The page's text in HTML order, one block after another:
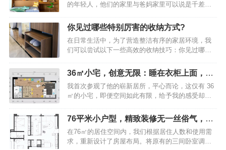
的年轻人，他们的家里与爸妈家里可以说是千差万
活态度上和对家具的选择上。就比如同样是睡觉的
卧室，爸妈他们对卧室的理解是：无论哪个卧室，
都必须要有一个双人床和一个标准的衣柜，不然能
叫卧室？越来越多人不在卧室放“双人床”了？学学广
东人的做法，美观实用年轻人则不同，他们认为卧
室虽然是用来睡觉的，但不能只用来睡觉，能融入
都使用千篇一律的双人床，只要能躺下睡个好觉，
就是好床，就…
你见过哪些特别厉害的收纳方式?
在日常生活中，为了营造整洁有序的家居环境，我
们可以尝试以下一些高效的收纳技巧：你见过哪些
洁，建议安装一个顶天立地的鞋柜，这样可以将换
季鞋子和当季常穿的鞋子有序地分开存放。你见过
哪些特别厉害的收纳方式？飘窗利用如果你家拥有
飘窗，不妨将其改造成一个实用的收纳柜或书桌，
既能节省空间，又能增添家居的功能性。你见过哪
些特别厉害的收纳方式？客厅收纳在客厅中放置一
让家居摆放显得更加丰富多彩。你见过哪些特别厉
害的收纳方式？垂直…
36㎡小宅，创意无限：睡在衣柜上面，空
间却毫不拥挤!
我首次参观了他的崭新居所，平心而论，这仅有 36
㎡的小宅，即便空间如此有限，给予我的感受却是
害，全屋的设计可谓是极为“走心”！36㎡小宅，创意
无限：睡在衣柜上面，空间却毫不拥挤！这便是那
房子的户型图，属于公寓的户型样式。听他讲述，
在刚购买之时，就是一个方盒子般的户型。36㎡小
76平米小户型，精致装修无一丝俗气，堪
称家装典范之作
在76㎡的居住空间内，我们根据居住人数和使用需
求，重新设计了房屋布局。将原有的三间卧室调整